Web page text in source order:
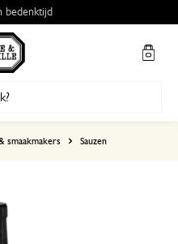
bedenktijd
smaakmakers Sauzen